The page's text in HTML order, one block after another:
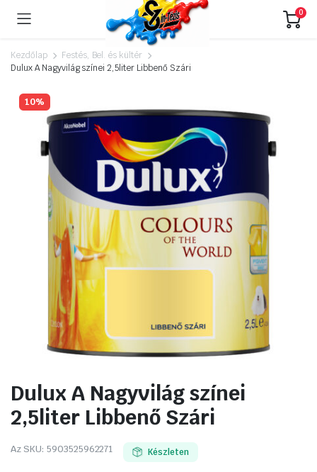
0
Kezdőlap
Festés, Bel. és kültér
Dulux A Nagyvilág színei 2,5liter Libbenő Szári
10%
Dulux A Nagyvilág színei
2,5liter Libbenő Szári
Az SKU: 5903525962271 Készleten